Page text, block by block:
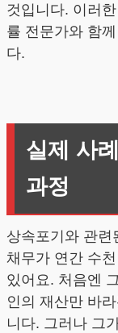
것입니다. 이러
률 전문가와 함
다.
실제 사
과정
상속포기와 관련
채무가 연간 수
있어요. 처음엔
인의 재산만 바
니다. 그러나 그